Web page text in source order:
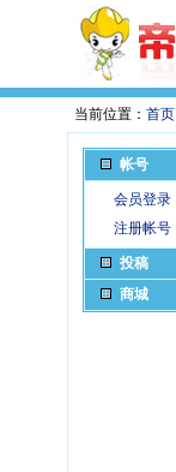
当前位置： 首页
帐号
会员登录
注册帐号
投稿
商城